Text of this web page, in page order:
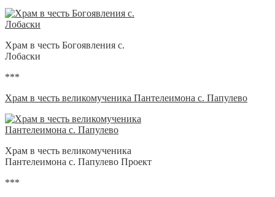
Храм в честь Богоявления с.
Лобаски
***
Храм в честь великомученика Пантелеимона с. Папулево
Храм в честь великомученика
Пантелеимона с. Папулево Проект
***